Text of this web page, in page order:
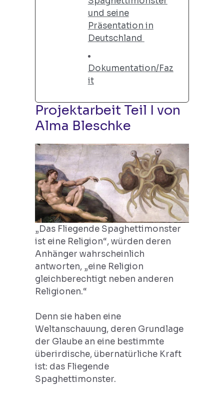
und seine
Präsentation in
Deutschland
Dokumentation/Faz
it
Projektarbeit Teil I von
Alma Bleschke
„Das Fliegende Spaghettimonster
ist eine Religion“, würden deren
Anhänger wahrscheinlich
antworten, „eine Religion
gleichberechtigt neben anderen
Religionen.“
Denn sie haben eine
Weltanschauung, deren Grundlage
der Glaube an eine bestimmte
überirdische, übernatürliche Kraft
ist: das Fliegende
Spaghettimonster.